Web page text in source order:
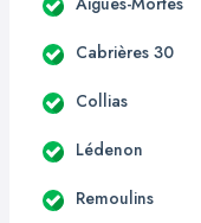
Cabrières 30
Collias
Lédenon
Remoulins